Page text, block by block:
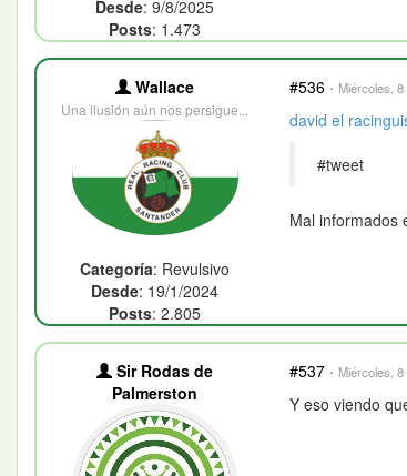
Desde: 9/8/2025
Posts: 1.473
Wallace
Una ilusión aún nos persigue...
Categoría: Revulsivo
Desde: 19/1/2024
Posts: 2.805
#536 · Miércoles,
david el
#tweet
Mal informados
Sir Rodas de
Palmerston
#537 · Miércoles,
Y eso viendo